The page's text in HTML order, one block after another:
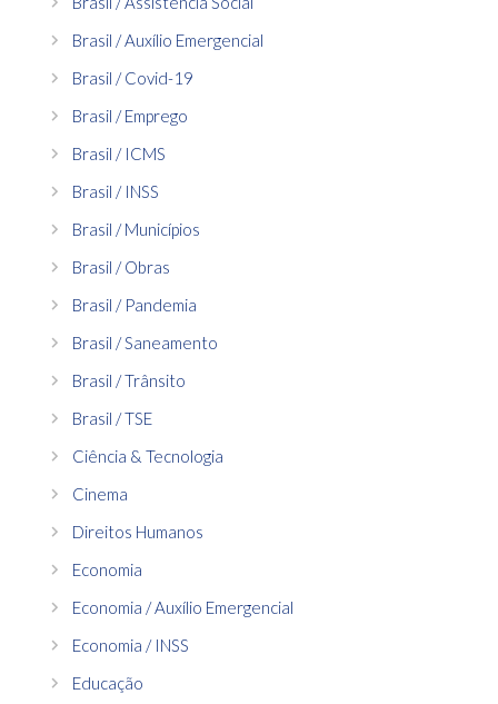
Brasil / Auxílio Emergencial
Brasil / Covid-19
Brasil / Emprego
Brasil / ICMS
Brasil / INSS
Brasil / Municípios
Brasil / Obras
Brasil / Pandemia
Brasil / Saneamento
Brasil / Trânsito
Brasil / TSE
Ciência & Tecnologia
Cinema
Direitos Humanos
Economia
Economia / Auxílio Emergencial
Economia / INSS
Educação